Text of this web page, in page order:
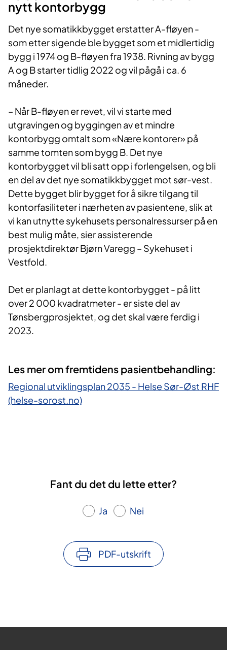
nytt​ kontorbygg
Det nye somatikkbygget erstatter A-fløyen -
som etter sigende ble bygget som et midlertidig
bygg i 1974 og B-fløyen fra 1938. Rivning av bygg
A og B starter tidlig 2022 og vil pågå i ca. 6
måneder.
– Når B-fløyen er revet, vil vi starte med
utgravingen og byggingen av et mindre
kontorbygg omtalt som «Nære kontorer» på
samme tomten som bygg B. Det nye
kontorbygget vil bli satt opp i forlengelsen, og bli
en del av det nye somatikkbygget mot sør-vest.
Dette bygget blir bygget for å sikre tilgang til
kontorfasiliteter i nærheten av pasientene, slik at
vi kan utnytte sykehusets personalressurser på en
best mulig måte, sier assisterende
prosjektdirektør Bjørn Varegg – Sykehuset i
Vestfold.
Det er planlagt at dette kontorbygget - på litt
over 2 000 kvadratmeter - er siste del av
Tønsbergprosjektet, og det skal være ferdig i
2023.
​Les mer om fremtidens pasientb​​ehandling:
Regional utviklingsplan 2035 - ​Helse Sør-Ø​st RHF
(helse-sorost.no)
Fant du det du lette etter?
Ja Nei
PDF-utskrift